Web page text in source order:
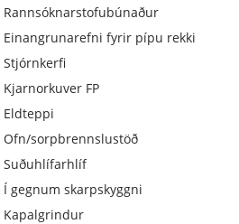
Rannsóknarstofubúnaður
Einangrunarefni fyrir pípu rekki
Stjórnkerfi
Kjarnorkuver FP
Eldteppi
Ofn/sorpbrennslustöð
Suðuhlífarhlíf
Í gegnum skarpskyggni
Kapalgrindur